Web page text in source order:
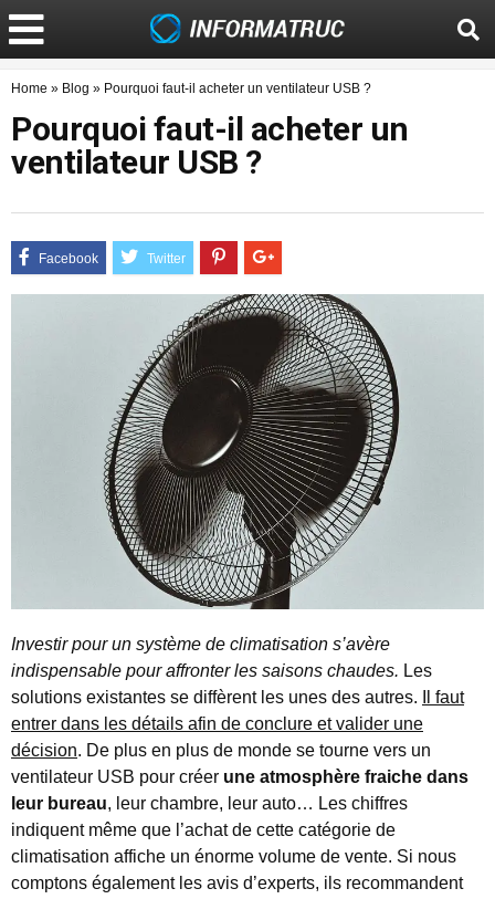
Home » Blog » Pourquoi faut-il acheter un ventilateur USB ?
Pourquoi faut-il acheter un
ventilateur USB ?
Investir pour un système de climatisation s’avère
indispensable pour affronter les saisons chaudes. Les
solutions existantes se diffèrent les unes des autres.
Il faut
entrer dans les détails afin de conclure et valider une
décision. De plus en plus de monde se tourne vers un
ventilateur USB pour créer une atmosphère fraiche dans
leur bureau, leur chambre, leur auto… Les chiffres
indiquent même que l’achat de cette catégorie de
climatisation affiche un énorme volume de vente. Si nous
comptons également les avis d’experts, ils recommandent